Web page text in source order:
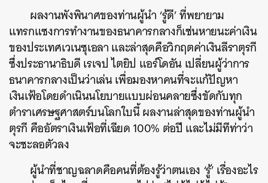
ผลงานพังพินาศของท่านผู้นำ‘รู้ดี’ ที่พยายาม
แทรกแซงการทำงานของธนาคารกลางก็เช่นหายนะค่าเงิน
ของประเทศเวเนซุเอลา และล่าสุดคือวิกฤตค่าเงินลีราตุรกี
ซึ่งประธานาธิบดี เรเจป ไตยิป แอร์โดอัน เปลี่ยนผู้ว่าการ
ธนาคารกลางเป็นว่าเล่น เพื่อมองหาคนที่จะแก้ปัญหา
เงินเฟ้อโดยดำเนินนโยบายแบบผ่อนคลายซึ่งขัดกับทุก
ตำราเศรษฐศาสตร์บนโลกใบนี้ ผลงานล่าสุดของท่านผู้นำ
ตุรกี คืออัตราเงินเฟ้อที่เฉียด 100% ต่อปี และไม่มีทีท่าว่า
จะชะลอตัวลง
ผู้นำที่ชาญฉลาดคือคนที่ต้องรู้ว่าตนเอง ‘รู้’ เรื่องอะไร